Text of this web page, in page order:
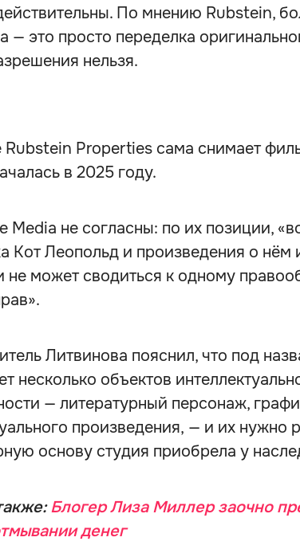
По мнению Rubstein,
— это просто переделка
нельзя.
Properties сама снимает
в 2025 году.
Media не согласны: по их позиции,
Кот Леопольд и произведения о
не может сводиться к одному
Литвинова пояснил, что под
несколько объектов
— литературный персонаж,
произведения, — и их нужно
основу студия приобрела у
Блогер Лиза Миллер заочно
денег